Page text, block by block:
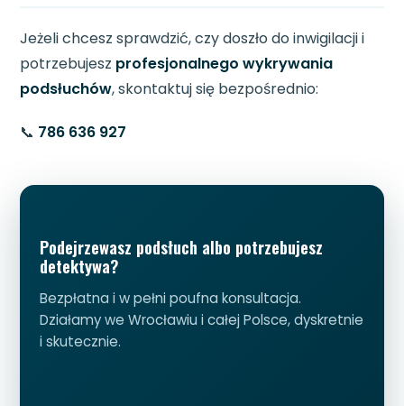
Jeżeli chcesz sprawdzić, czy doszło do inwigilacji i
potrzebujesz profesjonalnego wykrywania
podsłuchów, skontaktuj się bezpośrednio:
📞 786 636 927
Podejrzewasz podsłuch albo potrzebujesz
detektywa?
Bezpłatna i w pełni poufna konsultacja.
Działamy we Wrocławiu i całej Polsce, dyskretnie
i skutecznie.